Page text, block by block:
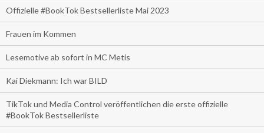
Offizielle #BookTok Bestsellerliste Mai 2023
Frauen im Kommen
Lesemotive ab sofort in MC Metis
Kai Diekmann: Ich war BILD
TikTok und Media Control veröffentlichen die erste offizielle
#BookTok Bestsellerliste